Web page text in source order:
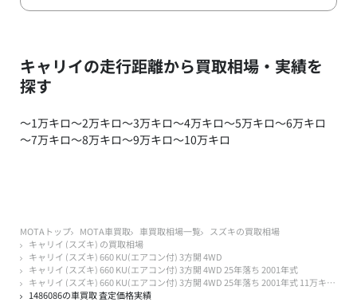
キャリイの走行距離から買取相場・実績を
探す
～1万キロ～2万キロ～3万キロ～4万キロ～5万キロ～6万キロ
～7万キロ～8万キロ～9万キロ～10万キロ
MOTAトップ MOTA車買取 車買取相場一覧
スズキの買取相場
キャリイ (スズキ) の買取相場
キャリイ (スズキ) 660 KU(エアコン付) 3方開 4WD
キャリイ (スズキ) 660 KU(エアコン付) 3方開 4WD 25年落ち 2001年式
キャリイ (スズキ) 660 KU(エアコン付) 3方開 4WD 25年落ち 2001年式 11万キロ以下
1486086の車買取 査定価格実績